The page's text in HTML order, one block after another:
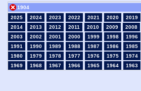
2025 2024 2023 2022 2021 2020 2019
2014
2013 2012 2011 2010 2009 2008
2003
2002 2001 2000 1999 1998 1996
1991
1990 1989 1988 1987 1986 1985
1980
1979 1978 1977 1976 1975 1974
1969
1968 1967 1966 1965 1964 1963
1904